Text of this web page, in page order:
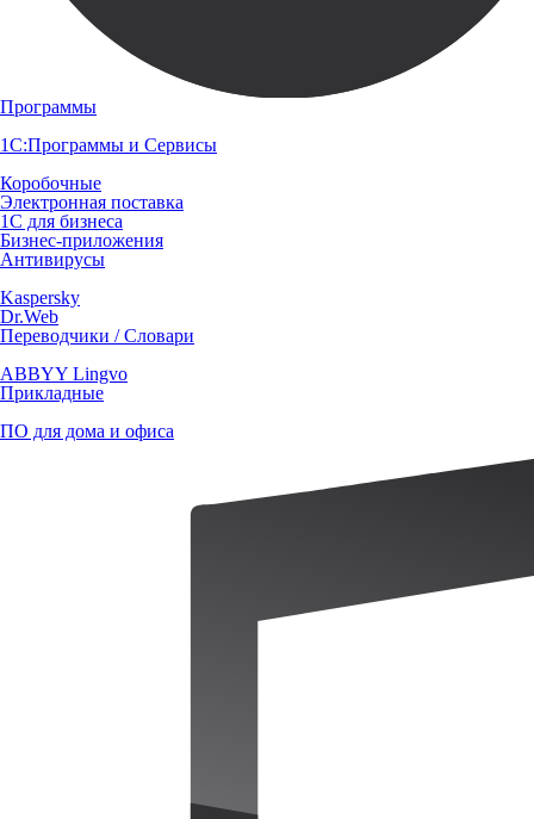
Программы
1С:Программы и Сервисы
Коробочные
Электронная поставка
1С для бизнеса
Бизнес-приложения
Антивирусы
Kaspersky
Dr.Web
Переводчики / Словари
ABBYY Lingvo
Прикладные
ПО для дома и офиса